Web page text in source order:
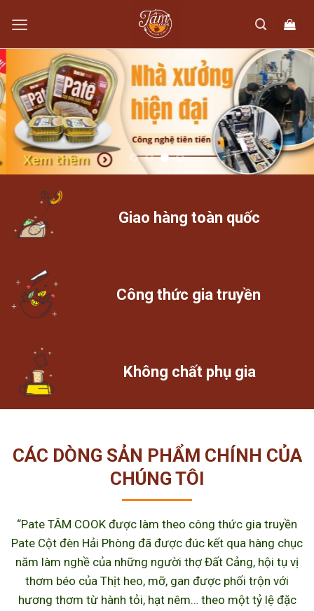
content
Giao hàng toàn quốc
Công thức gia truyền
Không chất phụ gia
CÁC DÒNG SẢN PHẨM CHÍNH CỦA
CHÚNG TÔI
“Pate TÂM COOK được làm theo công thức gia truyền
Pate Cột đèn Hải Phòng đã được đúc kết qua hàng chục
năm làm nghề của những người thợ Đất Cảng, hội tụ vị
thơm béo của Thịt heo, mỡ, gan được phối trộn với
hương thơm từ hành tỏi, hạt nêm… theo một tỷ lệ đặc